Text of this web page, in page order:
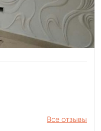
Все отзывы